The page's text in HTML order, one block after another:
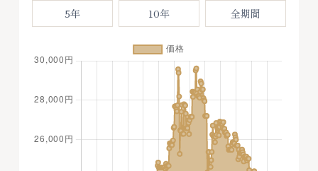
5年 10年 全期間